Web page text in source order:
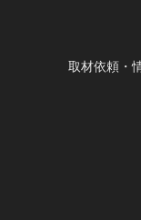
取材依頼・